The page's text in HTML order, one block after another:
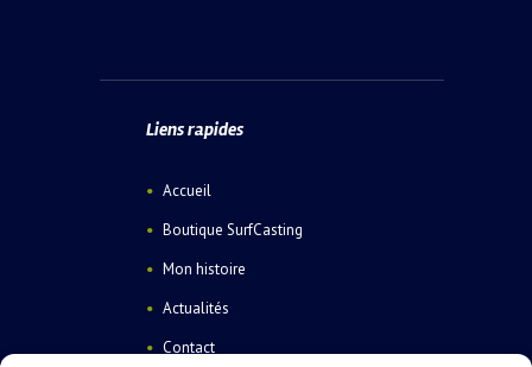
Liens rapides
Accueil
Boutique SurfCasting
Mon histoire
Actualités
Contact